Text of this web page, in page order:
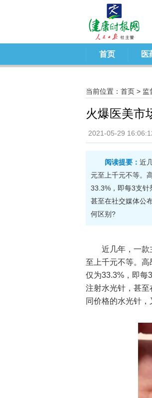
首页 医
当前位置： 首页 > 监
火爆医美市
2021-05-29
阅读提要： 近
元至上千元不等。
33.3%，即每3支针
甚至在社交媒体公
何区别?
近几年，一款
至上千元不等。
仅为33.3%，即每
注射水光针，甚
同价格的水光针